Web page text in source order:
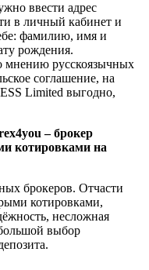
ввести адрес
в личный кабинет и
фамилию, имя и
рождения.
мнению русскоязычных
соглашение, на
Limited выгодно,
– брокер
котировками на
брокеров. Отчасти
котировками,
несложная
выбор